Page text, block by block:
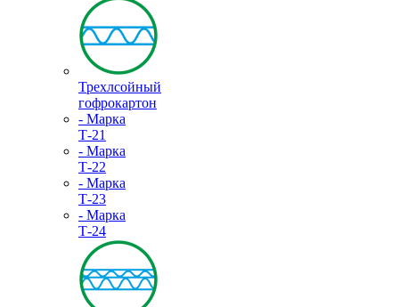
Трехлсойный
гофрокартон
- Марка
Т-21
- Марка
Т-22
- Марка
Т-23
- Марка
Т-24